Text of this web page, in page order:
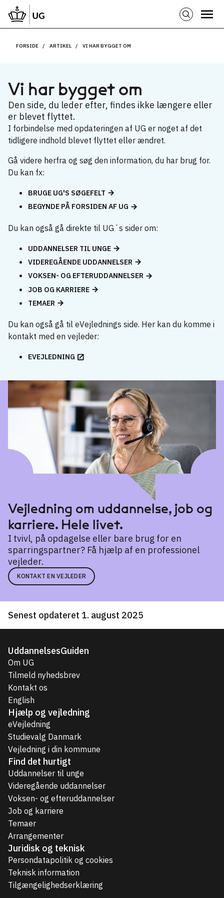
FORSIDE ARTIKEL VI HAR BYGGET OM
Vi har bygget om
Den side, du leder efter, findes ikke længere eller
er blevet flyttet.
I forbindelse med opdateringen af UG er noget af det
tidligere indhold blevet flyttet eller ændret.
Gå videre herfra og søg den information, du har brug for.
Du kan fx:
BRUGE UG'S SØGEFELT
BEGYNDE PÅ FORSIDEN AF UG
Du kan også gå direkte til UG´s sider om:
UDDANNELSER TIL UNGE
VIDEREGÅENDE UDDANNELSER
VOKSEN- OG EFTERUDDANNELSER
JOB OG KARRIERE
TEMAER
Du kan også gå til eVejlednings side. Her kan du komme i
kontakt med en vejleder:
EVEJLEDNING
Vejledning om uddannelse, job og
karriere. Hele livet.
I tvivl, på opdagelse eller bare brug for en
sparringspartner? Få hjælp af en professionel
vejleder.
KONTAKT EN VEJLEDER
Senest opdateret 1. august 2025
UddannelsesGuiden
Om UG
Tilmeld nyhedsbrev
Kontakt os
English
Hjælp og vejledning
eVejledning
Studievalg Danmark
Vejledning i din kommune
Find det hurtigt
Uddannelser til unge
Videregående uddannelser
Voksen- og efteruddannelser
Job og karriere
Temaer
Arrangementer
Juridisk og teknisk
Persondatapolitik og cookies
Teknisk information
Tilgængelighedserklæring